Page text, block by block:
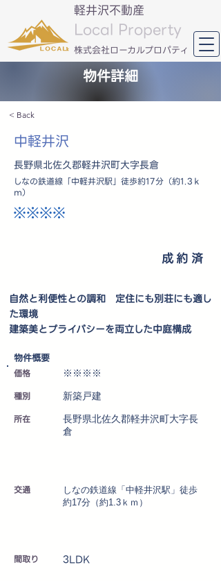
軽井沢不動産
Local Property
​株式会社ローカルプロパティ
物件詳細
< Back
中軽井沢
長野県北佐久郡軽井沢町大字長倉
しなの鉄道線「中軽井沢駅」徒歩約17分（約1.3ｋ
ｍ）
※※※※
成約済
自然と利便性との調和 定住にも別荘にも適し
た環境
建築美とプライバシーを両立した中庭構成
​物件概要
価格 ※※※※
種別 新築戸建
所在
長野県北佐久郡軽井沢町大字長
倉
交通
しなの鉄道線「中軽井沢駅」徒歩
約17分（約1.3ｋｍ）
​間取り 3LDK